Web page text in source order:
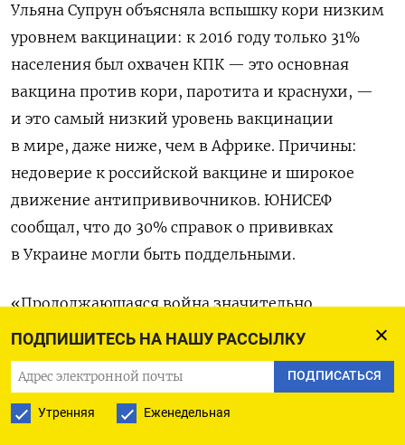
ПОДПИШИТЕСЬ НА НАШУ РАССЫЛКУ
ПОДПИСАТЬСЯ
Утренняя Еженедельная
Ульяна Супрун объясняла вспышку кори низким
уровнем вакцинации: к 2016 году только 31%
населения был охвачен КПК — это основная
вакцина против кори, паротита и краснухи, —
и это самый низкий уровень вакцинации
в мире, даже ниже, чем в Африке. Причины:
недоверие к российской вакцине и широкое
движение антипрививочников. ЮНИСЕФ
сообщал, что до 30% справок о прививках
в Украине могли быть поддельными.
«Продолжающаяся война значительно
повышает риск вспышки кори, так как много
семей находятся в переполненных временных
помещениях, а многие другие не имеют доступа
к услугам здравоохранения», —